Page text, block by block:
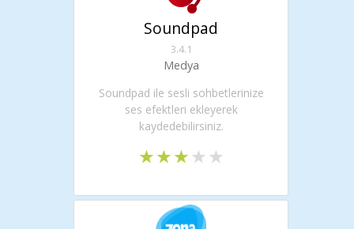
Soundpad
3.4.1
Medya
Soundpad ile sesli sohbetlerinize
ses efektleri ekleyerek
kaydedebilirsiniz.